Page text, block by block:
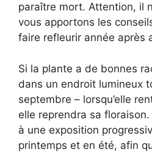
paraître mort. Attention, il
vous apportons les
faire refleurir année après
Si la plante a de bonnes
dans un endroit lumineux
septembre – lorsqu’elle
elle reprendra sa floraison.
à une exposition
printemps et en été, afin